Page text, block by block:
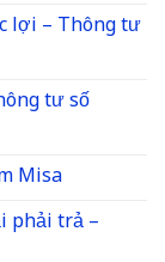
lợi – Thông tư
tư số
Misa
phải trả –